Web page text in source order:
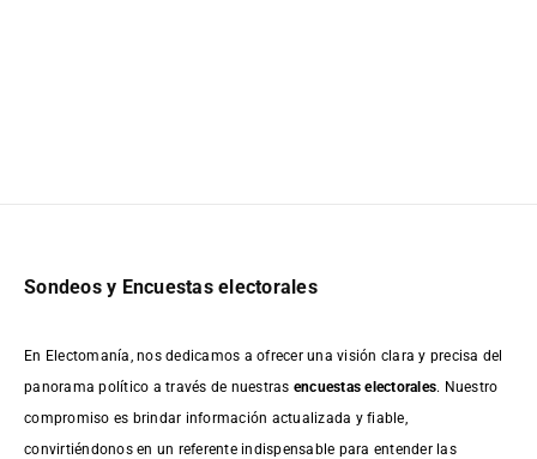
Sondeos y Encuestas electorales
En Electomanía, nos dedicamos a ofrecer una visión clara y precisa del
panorama político a través de nuestras encuestas electorales. Nuestro
compromiso es brindar información actualizada y fiable,
convirtiéndonos en un referente indispensable para entender las